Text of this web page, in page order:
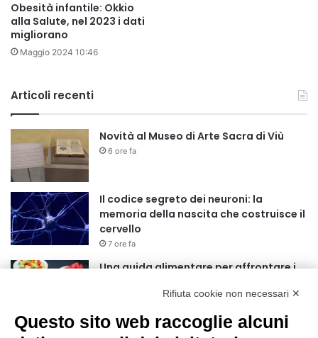
Obesità infantile: Okkio
alla Salute, nel 2023 i dati
migliorano
Maggio 2024 10:46
Articoli recenti
Novità al Museo di Arte Sacra di Viù
6 ore fa
Il codice segreto dei neuroni: la
memoria della nascita che costruisce il
cervello
7 ore fa
Una guida alimentare per affrontare i
portare in tavola a Ferragosto
Rifiuta cookie non necessari ✕
Questo sito web raccoglie alcuni